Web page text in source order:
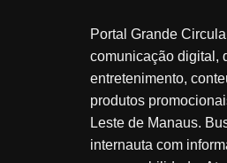
Portal Grande
comunicação digital,
entretenimento,
produtos
Leste de Manaus.
internauta com